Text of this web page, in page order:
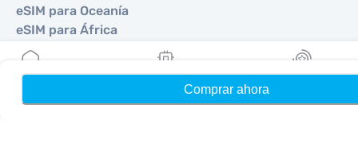
Comprar ahora
eSIM para Oceanía
eSIM para África
Mis eSIMs